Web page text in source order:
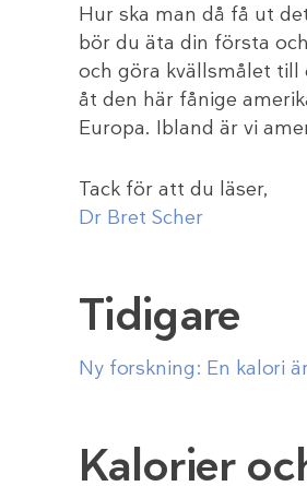
Hur ska man då få ut
bör du äta din första
och göra kvällsmålet
åt den här fånige
Europa. Ibland är vi
Tack för att du läser,
Dr Bret Scher
Tidigare
Ny forskning: En kalori
Kalorier